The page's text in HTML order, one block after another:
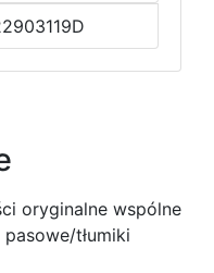
oryginalne wspólne
pasowe/tłumiki